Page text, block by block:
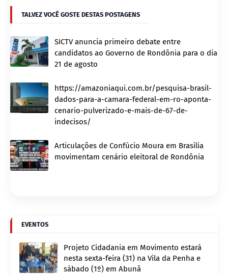
TALVEZ VOCÊ GOSTE DESTAS POSTAGENS
SICTV anuncia primeiro debate entre
candidatos ao Governo de Rondônia para o dia
21 de agosto
https://amazoniaqui.com.br/pesquisa-brasil-
dados-para-a-camara-federal-em-ro-aponta-
cenario-pulverizado-e-mais-de-67-de-
indecisos/
Articulações de Confúcio Moura em Brasília
movimentam cenário eleitoral de Rondônia
EVENTOS
Projeto Cidadania em Movimento estará
nesta sexta-feira (31) na Vila da Penha e
sábado (1º) em Abunã